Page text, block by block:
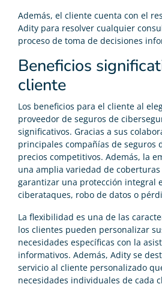
Además, el cliente cuenta con el
Adity para resolver cualquier
proceso de toma de decisiones
Beneficios
cliente
Los beneficios para el cliente al
proveedor de seguros de
significativos. Gracias a sus
principales compañías de seguros
precios competitivos. Además, la
una amplia variedad de
garantizar una protección integral
ciberataques, robo de datos o
La flexibilidad es una de las
los clientes pueden personalizar
necesidades específicas con la
informativos. Además, Adity se
servicio al cliente personalizado
necesidades individuales de cada